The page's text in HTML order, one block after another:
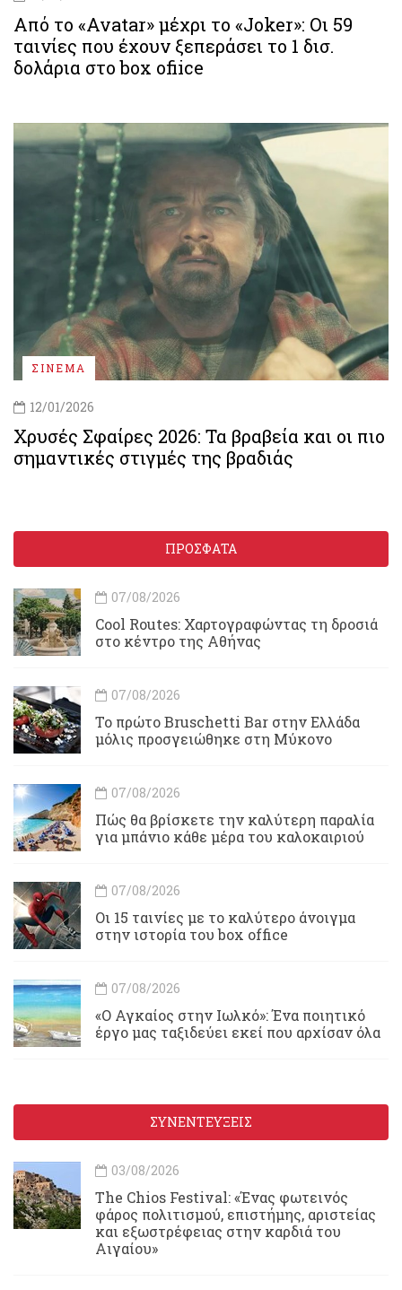
Από το «Avatar» μέχρι το «Joker»: Οι 59
ταινίες που έχουν ξεπεράσει το 1 δισ.
δολάρια στο box ofiice
ΣΙΝΕΜΑ
12/01/2026
Χρυσές Σφαίρες 2026: Τα βραβεία και οι πιο
σημαντικές στιγμές της βραδιάς
ΠΡΟΣΦΑΤΑ
07/08/2026
Cool Routes: Χαρτογραφώντας τη δροσιά
στο κέντρο της Αθήνας
07/08/2026
Το πρώτο Bruschetti Bar στην Ελλάδα
μόλις προσγειώθηκε στη Μύκονο
07/08/2026
Πώς θα βρίσκετε την καλύτερη παραλία
για μπάνιο κάθε μέρα του καλοκαιριού
07/08/2026
Οι 15 ταινίες με το καλύτερο άνοιγμα
στην ιστορία του box office
07/08/2026
«Ο Αγκαίος στην Ιωλκό»: Ένα ποιητικό
έργο μας ταξιδεύει εκεί που αρχίσαν όλα
ΣΥΝΕΝΤΕΥΞΕΙΣ
03/08/2026
Τhe Chios Festival: «Ένας φωτεινός
φάρος πολιτισμού, επιστήμης, αριστείας
και εξωστρέφειας στην καρδιά του
Αιγαίου»